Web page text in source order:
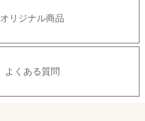
オリジナル商品
よくある質問